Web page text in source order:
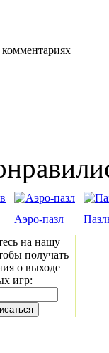
Аэро-пазл
на нашу
получать
о выходе
игр: